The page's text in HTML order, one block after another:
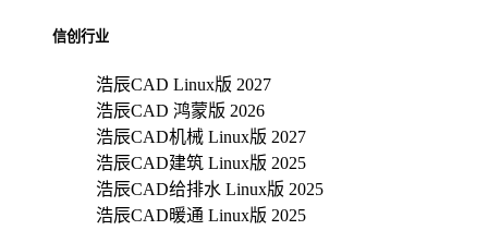
信创行业
浩辰CAD Linux版 2027
浩辰CAD 鸿蒙版 2026
浩辰CAD机械 Linux版 2027
浩辰CAD建筑 Linux版 2025
浩辰CAD给排水 Linux版 2025
浩辰CAD暖通 Linux版 2025